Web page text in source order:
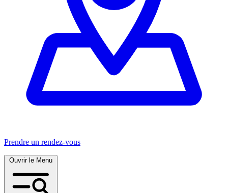
Prendre un rendez-vous